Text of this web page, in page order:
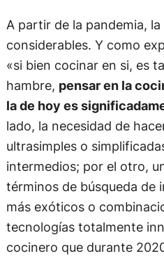
A partir de la pandemia,
considerables. Y como
«si bien cocinar en si, es
hambre, pensar en la
la de hoy es
lado, la necesidad de
ultrasimples o
intermedios; por el otro,
términos de búsqueda de
más exóticos o
tecnologías totalmente
cocinero que durante